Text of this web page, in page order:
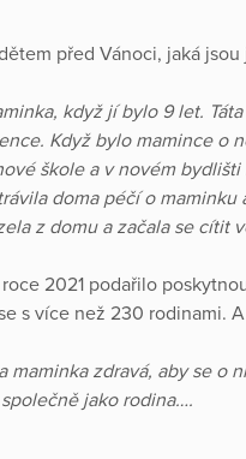
před Vánoci, jaká
když jí bylo 9 let.
Když bylo mamince o
škole a v novém
doma péčí o
z domu a začala se cítit
2021 podařilo
s více než 230 rodinami.
maminka zdravá, aby se o
jako rodina….